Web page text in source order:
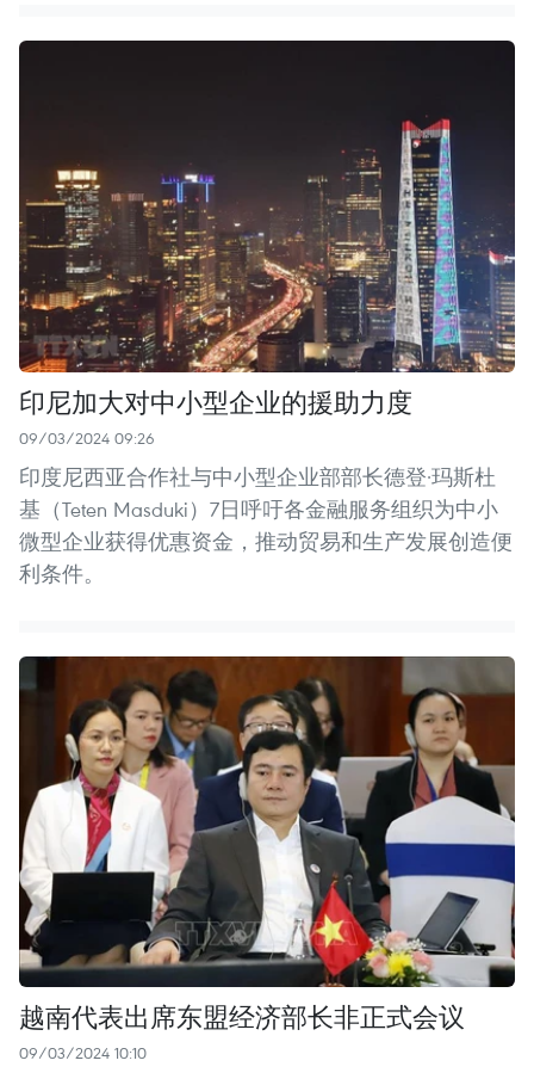
印尼加大对中小型企业的援助力度
09/03/2024 09:26
印度尼西亚合作社与中小型企业部部长德登·玛斯杜
基（Teten Masduki）7日呼吁各金融服务组织为中小
微型企业获得优惠资金，推动贸易和生产发展创造便
利条件。
越南代表出席东盟经济部长非正式会议
09/03/2024 10:10